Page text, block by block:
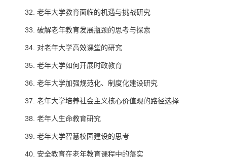
32. 老年大学教育面临的机遇与挑战研究
33. 破解老年教育发展瓶颈的思考与探索
34. 对老年大学高效课堂的研究
35. 老年大学如何开展时政教育
36. 老年大学加强规范化、制度化建设研究
37. 老年大学培养社会主义核心价值观的路径选择
38. 老年人生命教育研究
39. 老年大学智慧校园建设的思考
40. 安全教育在老年教育课程中的落实